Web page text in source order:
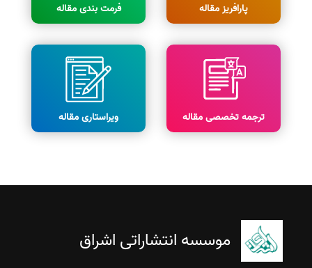
پارافریز مقاله فرمت بندی مقاله
ترجمه تخصصی مقاله ویراستاری مقاله
موسسه انتشاراتی اشراق